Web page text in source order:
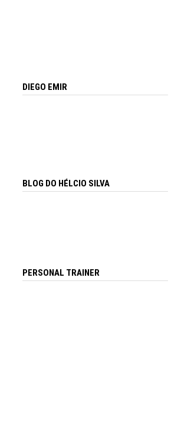
DIEGO EMIR
BLOG DO HÉLCIO SILVA
PERSONAL TRAINER